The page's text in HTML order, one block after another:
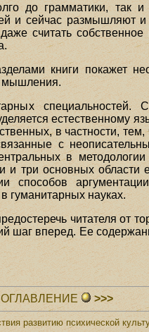
до грамматики, так
и сейчас размышляют
считать
книги покажет
мышления.
специальностей.
естественному
в частности,
с
в
и три основных
гуманитарных науках.
читателя от
шаг вперед. Ее
>>>
развитию психической